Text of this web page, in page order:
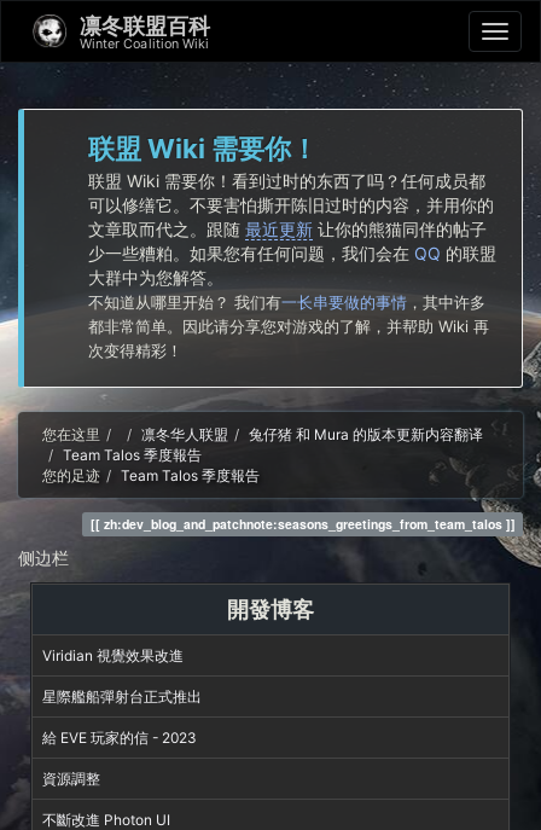
凛冬联盟百科
Winter Coalition Wiki
联盟 Wiki 需要你！
联盟 Wiki 需要你！看到过时的东西了吗？任何成员都
可以修缮它。不要害怕撕开陈旧过时的内容，并用你的
文章取而代之。跟随最近更新 让你的熊猫同伴的帖子
少一些糟粕。如果您有任何问题，我们会在 QQ 的联盟
大群中为您解答。
不知道从哪里开始？ 我们有一长串要做的事情 ，其中许多
都非常简单。因此请分享您对游戏的了解，并帮助 Wiki 再
次变得精彩！
您在这里 Home凛冬华人联盟
兔仔猪 和 Mura 的版本更新内容翻译
Team Talos 季度報告
您的足迹
Team Talos 季度報告
zh:dev_blog_and_patchnote:seasons_greetings_from_team_talos
侧边栏
開發博客
Viridian 視覺效果改進
星際艦船彈射台正式推出
給 EVE 玩家的信 - 2023
資源調整
不斷改進 Photon UI